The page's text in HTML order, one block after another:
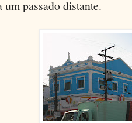
um passado distante.